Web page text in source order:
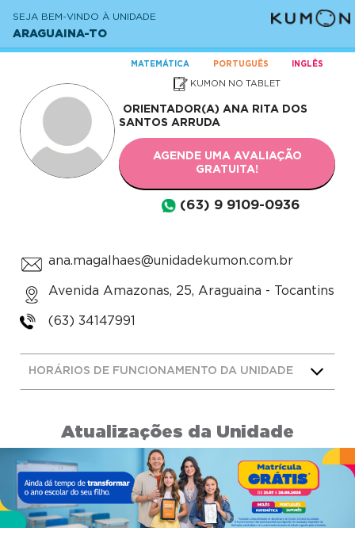
SEJA BEM-VINDO À UNIDADE
ARAGUAINA-TO
MATEMÁTICA PORTUGUÊS INGLÊS
KUMON NO TABLET
ORIENTADOR(A) ANA RITA DOS
SANTOS ARRUDA
AGENDE UMA AVALIAÇÃO
GRATUITA!
(63) 9 9109-0936
ana.magalhaes@unidadekumon.com.br
Avenida Amazonas, 25, Araguaina - Tocantins
(63) 34147991
HORÁRIOS DE FUNCIONAMENTO DA UNIDADE
Atualizações da Unidade